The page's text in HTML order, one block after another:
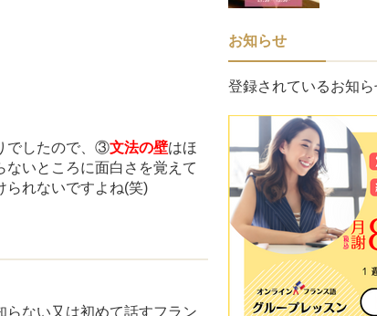
でしたので、③文法の壁はほ
いところに面白さを覚えて
られないですよね(笑)
らない又は初めて話すフラン
お知らせ
登録されているお知ら